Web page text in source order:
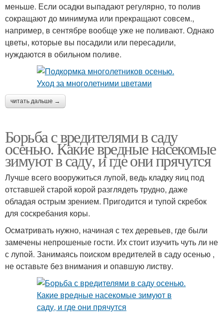
меньше. Если осадки выпадают регулярно, то полив
сокращают до минимума или прекращают совсем.,
например, в сентябре вообще уже не поливают. Однако
цветы, которые вы посадили или пересадили,
нуждаются в обильном поливе.
читать дальше →
Борьба с вредителями в саду
осенью. Какие вредные насекомые
зимуют в саду, и где они прячутся
Лучше всего вооружиться лупой, ведь кладку яиц под
отставшей старой корой разглядеть трудно, даже
обладая острым зрением. Пригодится и тупой скребок
для соскребания коры.
Осматривать нужно, начиная с тех деревьев, где были
замечены непрошеные гости. Их стоит изучить чуть ли не
с лупой. Занимаясь поиском вредителей в саду осенью ,
не оставьте без внимания и опавшую листву.